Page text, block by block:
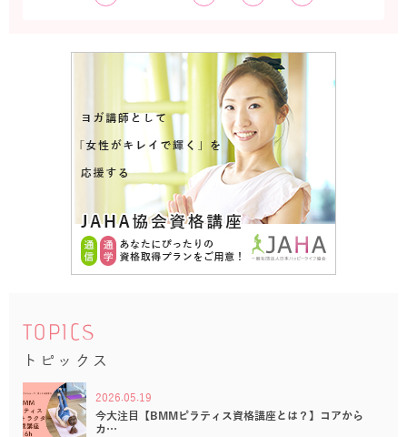
TOPICS
トピックス
2026.05.19
今大注目【BMMピラティス資格講座とは？】コアから
カ…